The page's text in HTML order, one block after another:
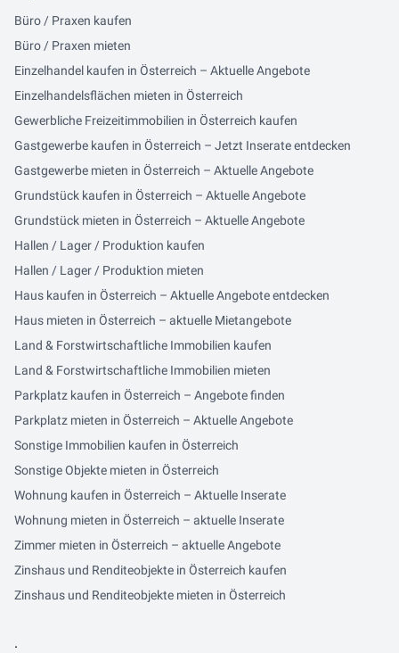
Büro / Praxen kaufen
Büro / Praxen mieten
Einzelhandel kaufen in Österreich – Aktuelle Angebote
Einzelhandelsflächen mieten in Österreich
Gewerbliche Freizeitimmobilien in Österreich kaufen
Gastgewerbe kaufen in Österreich – Jetzt Inserate entdecken
Gastgewerbe mieten in Österreich – Aktuelle Angebote
Grundstück kaufen in Österreich – Aktuelle Angebote
Grundstück mieten in Österreich – Aktuelle Angebote
Hallen / Lager / Produktion kaufen
Hallen / Lager / Produktion mieten
Haus kaufen in Österreich – Aktuelle Angebote entdecken
Haus mieten in Österreich – aktuelle Mietangebote
Land & Forstwirtschaftliche Immobilien kaufen
Land & Forstwirtschaftliche Immobilien mieten
Parkplatz kaufen in Österreich – Angebote finden
Parkplatz mieten in Österreich – Aktuelle Angebote
Sonstige Immobilien kaufen in Österreich
Sonstige Objekte mieten in Österreich
Wohnung kaufen in Österreich – Aktuelle Inserate
Wohnung mieten in Österreich – aktuelle Inserate
Zimmer mieten in Österreich – aktuelle Angebote
Zinshaus und Renditeobjekte in Österreich kaufen
Zinshaus und Renditeobjekte mieten in Österreich
.